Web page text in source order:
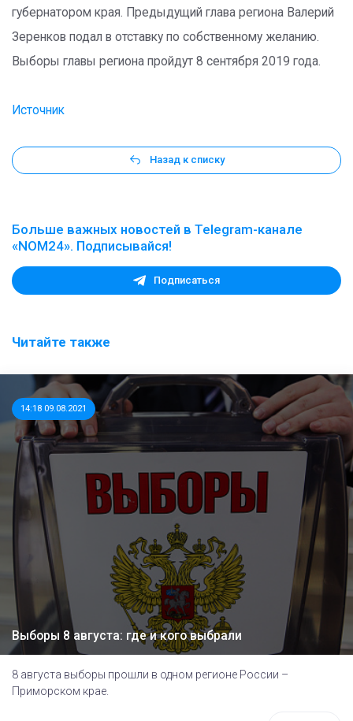
губернатором края. Предыдущий глава региона Валерий
Зеренков подал в отставку по собственному желанию.
Выборы главы региона пройдут 8 сентября 2019 года.
Источник
Назад к списку
Больше важных новостей в Telegram-канале
«NOM24». Подписывайся!
Подписаться
Читайте также
14:18 09.08.2021
Выборы 8 августа: где и кого выбрали
8 августа выборы прошли в одном регионе России –
Приморском крае.